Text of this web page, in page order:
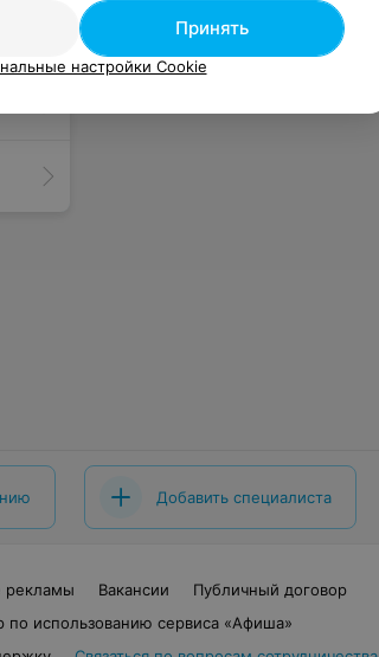
Добавить специалиста
рекламы Вакансии
Публичный договор
по использованию сервиса «Афиша»
Принять
настройки Cookie